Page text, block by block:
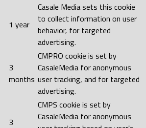
1 year
Casale Media sets this cookie
to collect information on user
behavior, for targeted
advertising.
3
months
CMPRO cookie is set by
CasaleMedia for anonymous
user tracking, and for targeted
advertising.
3
CMPS cookie is set by
CasaleMedia for anonymous